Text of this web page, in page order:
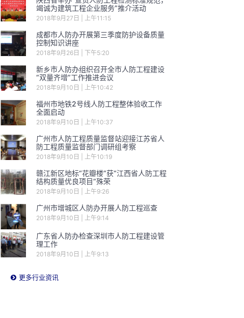
竭诚为建筑工程企业服务”推介活动
2018年9月27日 上午11:15
成都市人防办开展第三季度防护设备质量
控制知识讲座
2018年9月26日 下午5:20
新乡市人防办组织召开全市人防工程建设
“双量齐增”工作推进会议
2018年9月10日 上午10:42
福州市地铁2号线人防工程整体验收工作
全面启动
2018年9月10日 上午10:37
广州市人防工程质量监督站迎接江苏省人
防工程质量监督部门调研组考察
2018年9月10日 上午10:19
赣江新区地标“花瓣楼”获“江西省人防工程
结构质量优良项目”殊荣
2018年9月10日 上午9:26
广州市增城区人防办开展人防工程巡查
2018年9月10日 上午9:14
广东省人防办检查深圳市人防工程建设管
理工作
2018年9月10日 上午9:13
更多行业资讯